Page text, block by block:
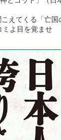
てくる「亡国
よ目を覚ませ